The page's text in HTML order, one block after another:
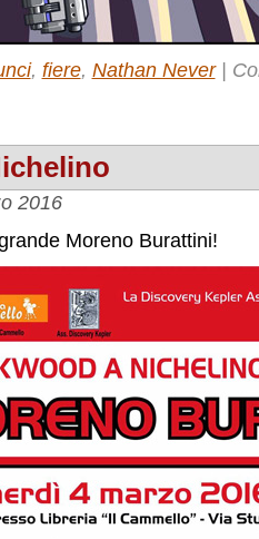
, fiere, Nathan Never|
2016
Moreno Burattini!